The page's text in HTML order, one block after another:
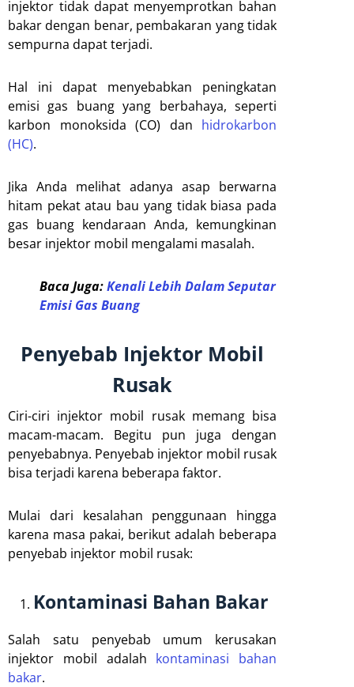
injektor tidak dapat menyemprotkan bahan
bakar dengan benar, pembakaran yang tidak
sempurna dapat terjadi.
Hal ini dapat menyebabkan peningkatan
emisi gas buang yang berbahaya, seperti
karbon monoksida (CO) dan hidrokarbon
(HC).
Jika Anda melihat adanya asap berwarna
hitam pekat atau bau yang tidak biasa pada
gas buang kendaraan Anda, kemungkinan
besar injektor mobil mengalami masalah.
Baca Juga:Kenali Lebih Dalam Seputar
Emisi Gas Buang
Penyebab Injektor Mobil
Rusak
Ciri-ciri injektor mobil rusak memang bisa
macam-macam. Begitu pun juga dengan
penyebabnya. Penyebab injektor mobil rusak
bisa terjadi karena beberapa faktor.
Mulai dari kesalahan penggunaan hingga
karena masa pakai, berikut adalah beberapa
penyebab injektor mobil rusak:
Kontaminasi Bahan Bakar
Salah satu penyebab umum kerusakan
injektor mobil adalah kontaminasi bahan
bakar.